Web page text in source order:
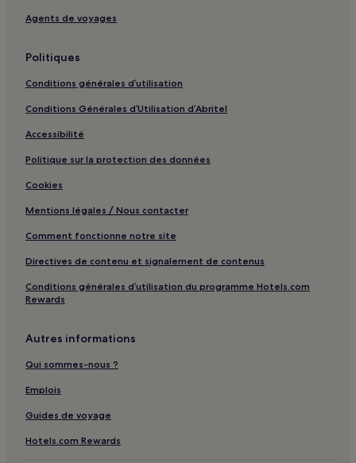
Agents de voyages
Politiques
Conditions générales d’utilisation
Conditions Générales d’Utilisation d’Abritel
Accessibilité
Politique sur la protection des données
Cookies
Mentions légales / Nous contacter
Comment fonctionne notre site
Directives de contenu et signalement de contenus
Conditions générales d’utilisation du programme Hotels.com
Rewards
Autres informations
Qui sommes-nous ?
Emplois
Guides de voyage
Hotels.com Rewards